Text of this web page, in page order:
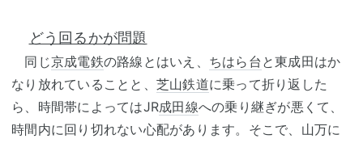
どう回るかが問題
同じ京成電鉄の路線とはいえ、 ちはら台 と東成田はか
なり放れていることと、 芝山鉄道に乗って折り返した
ら、時間帯によってはJR成田線への乗り継ぎが悪くて、
時間内に回り切れない心配があります。そこで、山万に